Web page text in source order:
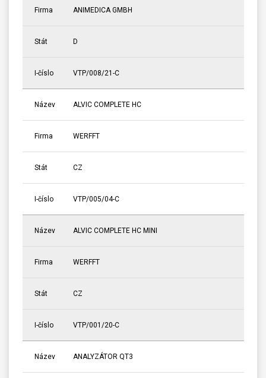
Firma ANIMEDICA GMBH
Stát D
I-číslo VTP/008/21-C
Název ALVIC COMPLETE HC
Firma WERFFT
Stát CZ
I-číslo VTP/005/04-C
Název ALVIC COMPLETE HC MINI
Firma WERFFT
Stát CZ
I-číslo VTP/001/20-C
Název ANALYZÁTOR QT3